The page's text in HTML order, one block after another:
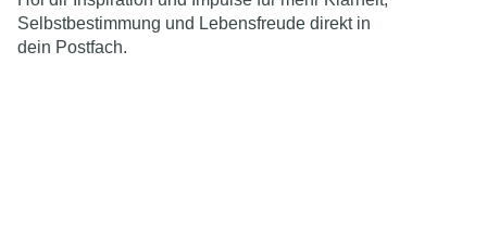
Selbstbestimmung und Lebensfreude direkt in
dein Postfach.